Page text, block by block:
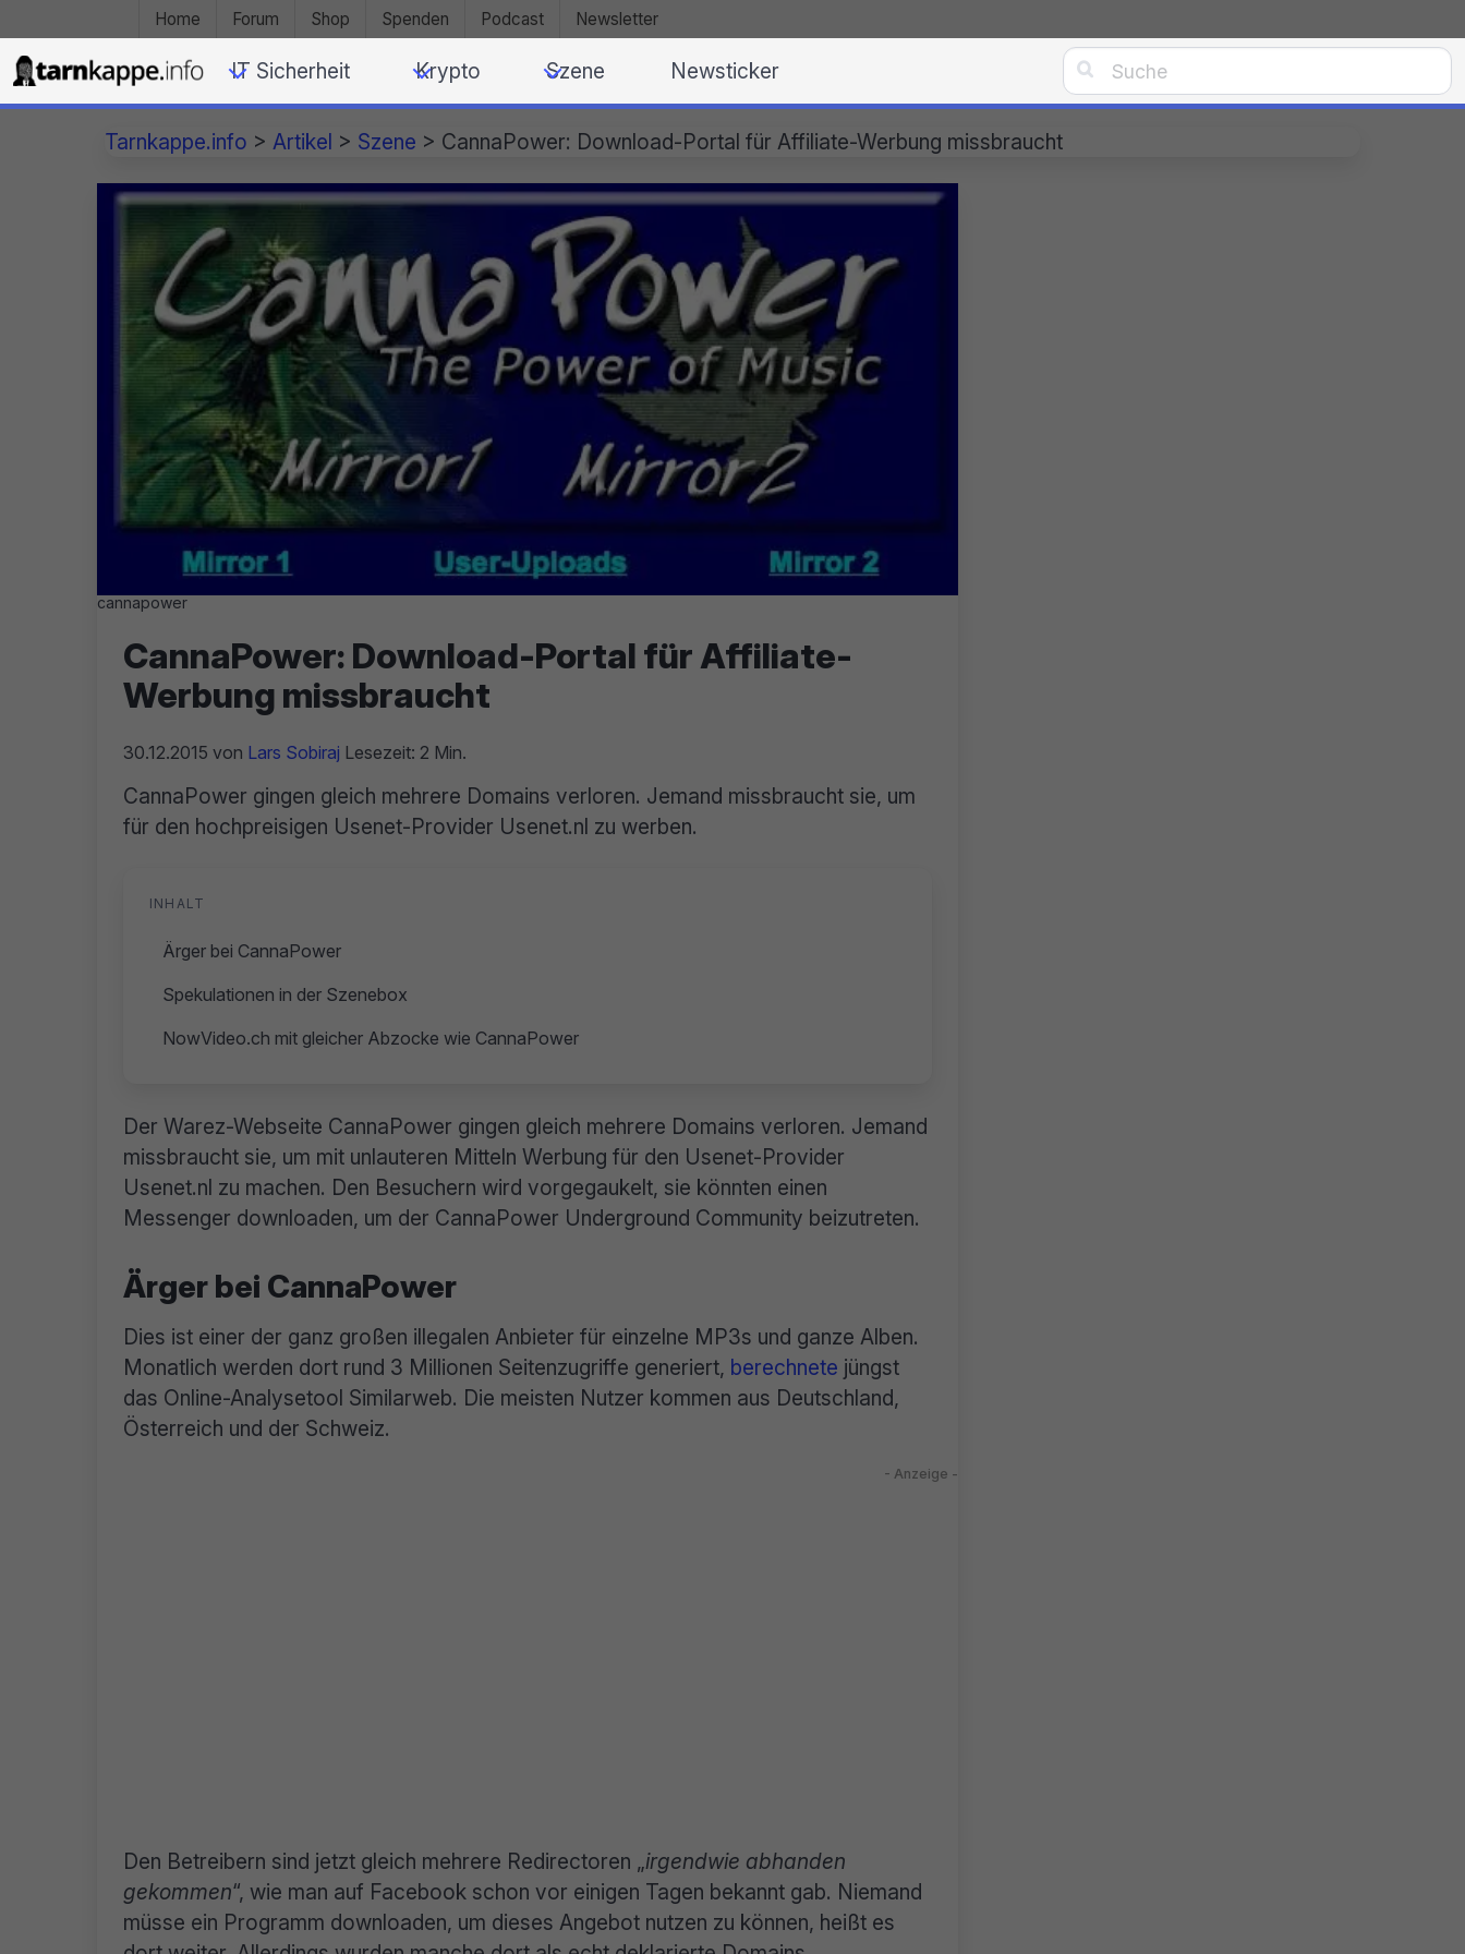
Home Forum Shop Spenden Podcast Newsletter
IT Sicherheit Krypto Szene Newsticker 
Tarnkappe.info > Artikel > Szene > CannaPower: Download-Portal für Affiliate-Werbung missbraucht
cannapower
CannaPower: Download-Portal für Affiliate-
Werbung missbraucht
30.12.2015 von Lars Sobiraj Lesezeit: 2 Min.
CannaPower gingen gleich mehrere Domains verloren. Jemand missbraucht sie, um
für den hochpreisigen Usenet-Provider Usenet.nl zu werben.
INHALT
Ärger bei CannaPower
Spekulationen in der Szenebox
NowVideo.ch mit gleicher Abzocke wie CannaPower
Der Warez-Webseite CannaPower gingen gleich mehrere Domains verloren. Jemand
missbraucht sie, um mit unlauteren Mitteln Werbung für den Usenet-Provider
Usenet.nl zu machen. Den Besuchern wird vorgegaukelt, sie könnten einen
Messenger downloaden, um der CannaPower Underground Community beizutreten.
Ärger bei CannaPower
Dies ist einer der ganz großen illegalen Anbieter für einzelne MP3s und ganze Alben.
Monatlich werden dort rund 3 Millionen Seitenzugriffe generiert, berechnete jüngst
das Online-Analysetool Similarweb. Die meisten Nutzer kommen aus Deutschland,
Österreich und der Schweiz.
Den Betreibern sind jetzt gleich mehrere Redirectoren „irgendwie abhanden
gekommen“, wie man auf Facebook schon vor einigen Tagen bekannt gab. Niemand
müsse ein Programm downloaden, um dieses Angebot nutzen zu können, heißt es